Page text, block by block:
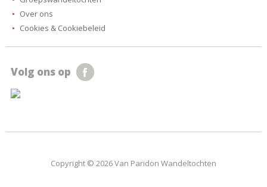
Over ons
Cookies & Cookiebeleid
Volg ons op
Copyright © 2026 Van Paridon Wandeltochten